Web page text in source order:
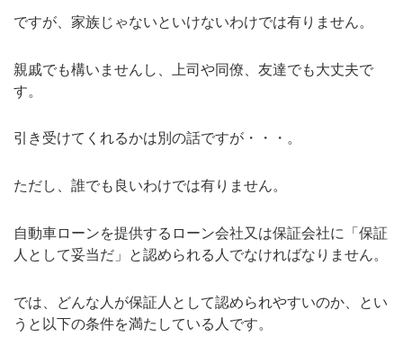
ですが、家族じゃないといけないわけでは有りません。
親戚でも構いませんし、上司や同僚、友達でも大丈夫で
す。
引き受けてくれるかは別の話ですが・・・。
ただし、誰でも良いわけでは有りません。
自動車ローンを提供するローン会社又は保証会社に「保証
人として妥当だ」と認められる人でなければなりません。
では、どんな人が保証人として認められやすいのか、とい
うと以下の条件を満たしている人です。